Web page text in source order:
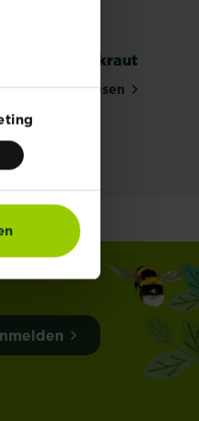
Heidekraut
Mehr lesenüber Heidekraut